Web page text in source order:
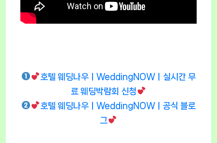
호텔 웨딩나우ㅣWeddingNOWㅣ실시간 무
료 웨딩박람회 신청
호텔 웨딩나우ㅣWeddingNOWㅣ공식 블로
그